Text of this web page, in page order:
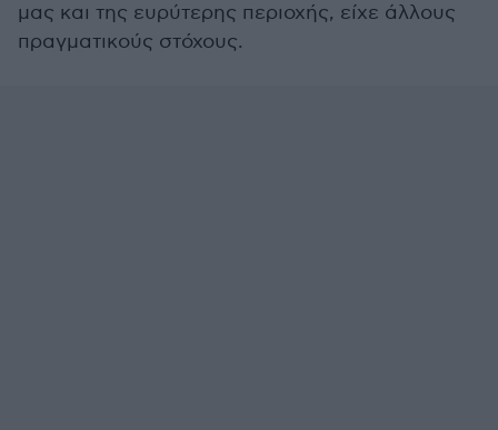
μας και της ευρύτερης περιοχής, είχε άλλους
πραγματικούς στόχους.